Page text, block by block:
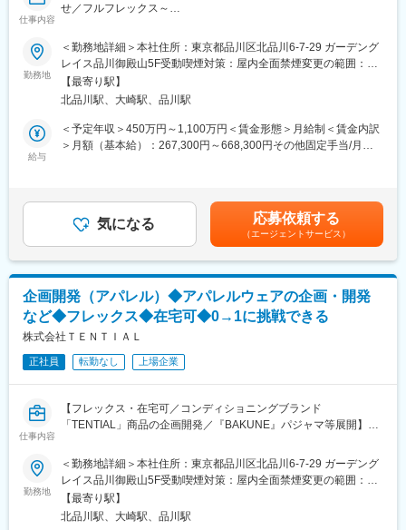
仕事内容
せ／フルフレックス～
■株式会社TENTIALについて
「健康に前向きな社会を創り、人類のポテンシャルを引き出
す。」をミッションに掲げ、2018年の創業以来、急成長を続ける
スタートアップです。
TENTIAL（テンシャル）は、2019年に誕生したコンディショニン
グブランドで、 アスリートの知見や最新の技術・研究を活用し、
機能性を軸とした、24時間365日、コンディショニングができる
ウェルネスブランド「TENTIAL」の生産管理を募集します。
社内メンバーと連携しながらサプライヤーとの生産管理（納期、
コスト、サンプル～量産納品まで）、商品ローンチまでの社内接
■具体的な業務内容
・リリースまでのスケジュール管理・ディレクション業務
・新規生産背景の開拓
・仕入先との連携・交渉
・生産戦略の設計、構築
・生産計画の作成
■魅力・やりがい
・事業の根幹である商品の開発・生産にかかわることができる
・健康課題に真摯に向き合い、人々のコンディショニングをサポ
ートすることができる
・0→1の新しい取り組みに数多くチャレンジできる
・コンディショニングに関する知見を身に着けることができる
勤務地
＜勤務地詳細＞本社住所：東京都品川区北品川6-7-29 ガーデング
レイス品川御殿山5F受動喫煙対策：屋内全面禁煙変更の範囲：会
社の定める事業所（リモートワーク含む）
【最寄り駅】
北品川駅、大崎駅、品川駅
給与
＜予定年収＞450万円～1,100万円＜賃金形態＞月給制＜賃金内訳
＞月額（基本給）：267,300円～668,300円その他固定手当/月：
業手当＞有＜給与補足＞※上記年収は目安のため相談可※上記「そ
の他固定手当」は「在宅勤務手当」として支給※業績連動賞与あり
賃金はあくまでも目安の金額であり、選考を通じて上下する可能
性があります。月給(月額)は固定手当を含めた表記です。
気になる 応募依頼する
（エージェントサービス）
企画開発（アパレル）◆アパレルウェアの企画・開発
など◆フレックス◆在宅可◆0→1に挑戦できる
株式会社ＴＥＮＴＩＡＬ
正社員 転勤なし 上場企業
仕事内容
【フレックス・在宅可／コンディショニングブランド
「TENTIAL」商品の企画開発／『BAKUNE』パジャマ等展開】
■お任せしたい役割
コンディショニングブランド「TENTIAL」商品の企画開発を募集
します。商品のコンセプト企画・立案から、リリースまでのスケ
ジュール管理・OEM先との連携を主にお任せをします。ご興味が
あれば、ブランディングまで携わっていただくことが可能です。
勤務地
＜勤務地詳細＞本社住所：東京都品川区北品川6-7-29 ガーデング
レイス品川御殿山5F受動喫煙対策：屋内全面禁煙変更の範囲：会
社の定める事業所（リモートワーク含む）
【最寄り駅】
北品川駅、大崎駅、品川駅